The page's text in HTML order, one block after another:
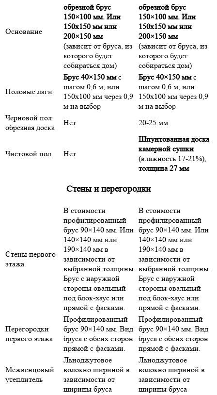
Основание
обрезной брус
150×100 мм. Или
150х150 мм или
200×150 мм
(зависит от бруса, из
которого будет
собираться дом)
обрезной брус
150×100 мм. Или
150х150 мм или
200×150 мм
(зависит от бруса, из
которого будет
собираться дом)
Половые лаги
Брус 40×150 ммс
шагом 0,6 м, или
150х100 мм через 0,9
м на выбор
Брус 40×150 ммс
шагом 0,6 м, или
150х100 мм через 0,9
м на выбор
Черновой пол:
обрезная доска
Нет 20-25 мм
Чистовой пол Нет
Шпунтованная доска
камерной сушки
(влажность 17-21%),
толщина 27 мм
Стены и перегородки
Стены первого
этажа
В стоимости
профилированный
брус 90×140 мм. Или
140×140 мм или
190×140 мм в
зависимости от
выбранной толщины.
Брус с наружной
стороны овальный
под блок-хаус или
прямой с фасками.
В стоимости
профилированный
брус 90×140 мм. Или
140×140 мм или
190×140 мм в
зависимости от
выбранной толщины.
Брус с наружной
стороны овальный
под блок-хаус или
прямой с фасками.
Перегородки
первого этажа
Профилированный
брус 90×140 мм. Вид
бруса с обеих сторон
прямой с фасками.
Профилированный
брус 90×140 мм. Вид
бруса с обеих сторон
прямой с фасками.
Межвенцовый
утеплитель
Льноджутовое
волокно шириной в
зависимости от
ширины бруса
Льноджутовое
волокно шириной в
зависимости от
ширины бруса